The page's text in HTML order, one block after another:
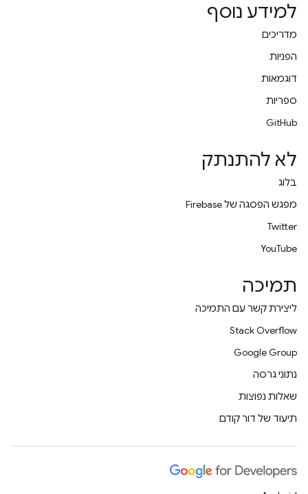
למידע נוסף
מדריכים
הפניות
דוגמאות
ספריות
GitHub
לא להתנתק
בלוג
מפגש הפסגה של Firebase
Twitter
YouTube
תמיכה
ליצירת קשר עם התמיכה
Stack Overflow
Google Group
נתוני גרסה
שאלות נפוצות
תיעוד של דור קודם